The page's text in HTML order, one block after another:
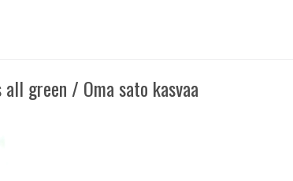
green / Oma sato kasvaa